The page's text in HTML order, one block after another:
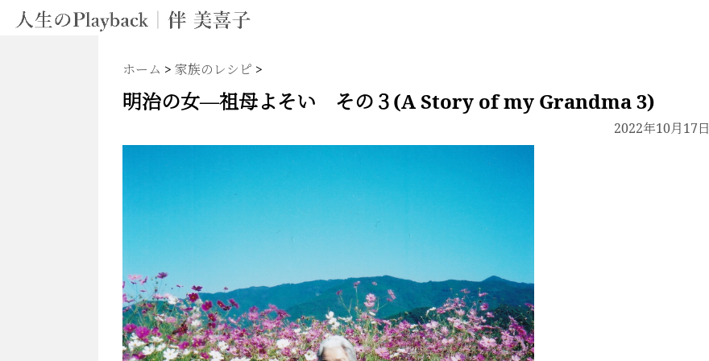
ホーム > 家族のレシピ >
明治の女―祖母よそい その３(A Story of my Grandma 3)
2022年10月17日